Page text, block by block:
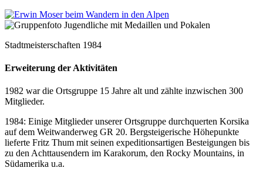
Stadtmeisterschaften 1984
Erweiterung der Aktivitäten
1982 war die Ortsgruppe 15 Jahre alt und zählte inzwischen 300
Mitglieder.
1984: Einige Mitglieder unserer Ortsgruppe durchquerten Korsika
auf dem Weitwanderweg GR 20. Bergsteigerische Höhepunkte
lieferte Fritz Thum mit seinen expeditionsartigen Besteigungen bis
zu den Achttausendern im Karakorum, den Rocky Mountains, in
Südamerika u.a.